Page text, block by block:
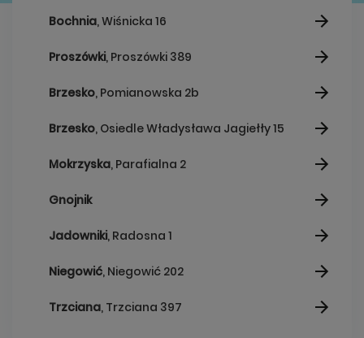
Bochnia, Wiśnicka 16
Proszówki, Proszówki 389
Brzesko, Pomianowska 2b
Brzesko, Osiedle Władysława Jagiełły 15
Mokrzyska, Parafialna 2
Gnojnik
Jadowniki, Radosna 1
Niegowić, Niegowić 202
Trzciana, Trzciana 397